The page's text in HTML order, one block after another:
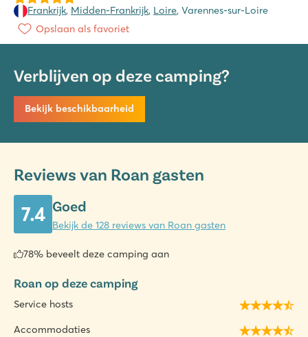
Frankrijk, Midden-Frankrijk, Loire, Varennes-sur-Loire
Opslaan als favoriet
Verblijven op deze camping?
Bekijk beschikbaarheid
Reviews van Roan gasten
7.4 Goed
Bekijk de 128 reviews van Roan gasten
78% beveelt deze camping aan
Roan op deze camping
Service hosts
Accommodaties